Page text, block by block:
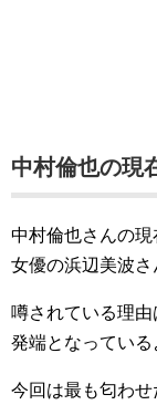
中村倫也の現
中村倫也さんの
女優の浜辺美波さ
噂されている理
発端となっている
今回は最も匂わ